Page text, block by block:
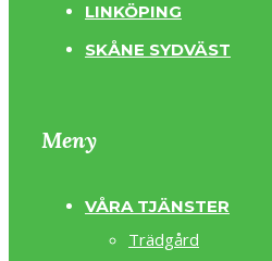
LINKÖPING
SKÅNE SYDVÄST
Meny
VÅRA TJÄNSTER
Trädgård